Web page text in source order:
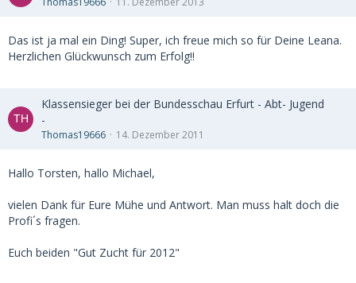
Das ist ja mal ein Ding! Super, ich freue mich so für Deine Leana.
Herzlichen Glückwunsch zum Erfolg!!
Klassensieger bei der Bundesschau Erfurt - Abt- Jugend
-
Thomas19666 14. Dezember 2011
Hallo Torsten, hallo Michael,
vielen Dank für Eure Mühe und Antwort. Man muss halt doch die
Profi´s fragen.
Euch beiden "Gut Zucht für 2012"